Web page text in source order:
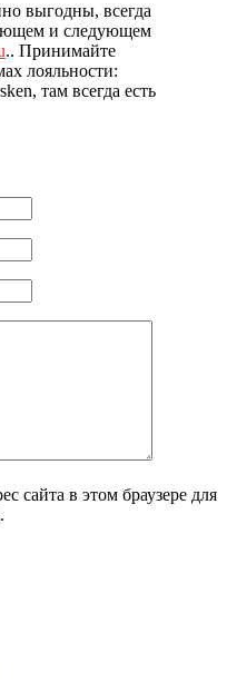
выгодны, всегда
и следующем
.. Принимайте
лояльности:
там всегда есть
сайта в этом браузере для